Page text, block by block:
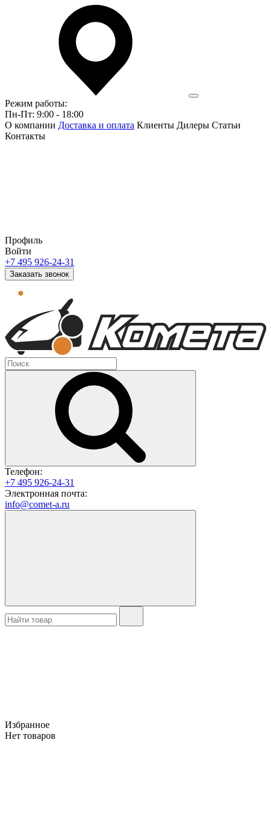
Режим работы:
Пн-Пт: 9:00 - 18:00
О компании Доставка и оплата Клиенты Дилеры Статьи
Контакты
Профиль
Войти
+7 495 926-24-31
Заказать звонок
Телефон:
+7 495 926-24-31
Электронная почта:
info@comet-a.ru
Избранное
Нет товаров